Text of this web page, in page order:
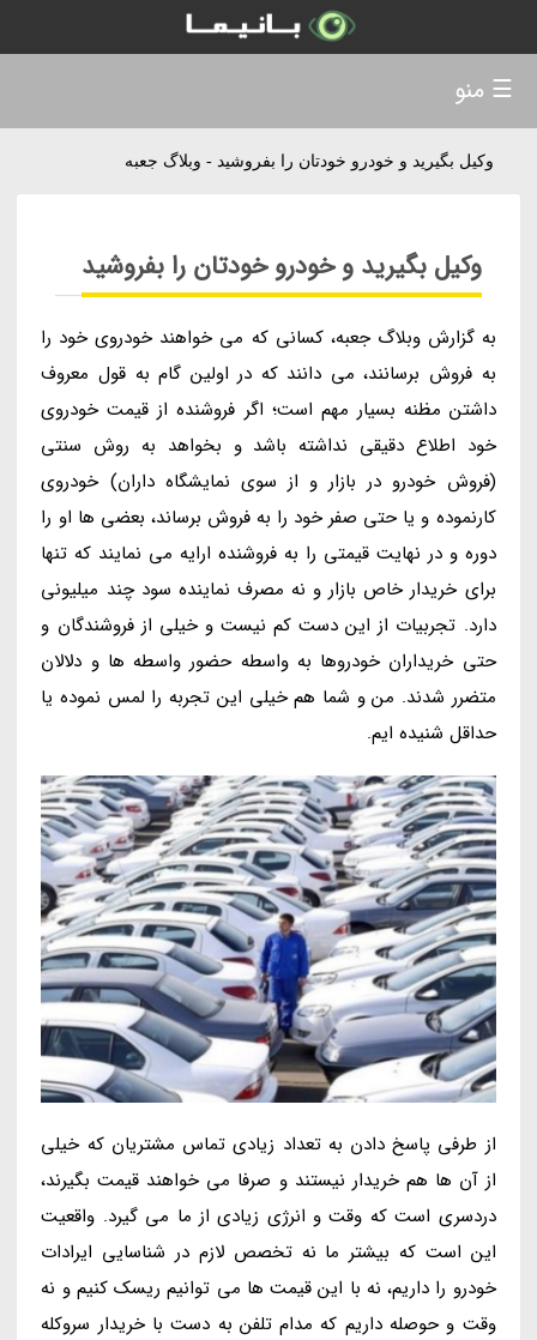
وکیل بگیرید و خودرو خودتان را بفروشید - وبلاگ جعبه
وکیل بگیرید و خودرو خودتان را بفروشید
به گزارش وبلاگ جعبه، کسانی که می خواهند خودروی خود را
به فروش برسانند، می دانند که در اولین گام به قول معروف
داشتن مظنه بسیار مهم است؛ اگر فروشنده از قیمت خودروی
خود اطلاع دقیقی نداشته باشد و بخواهد به روش سنتی
(فروش خودرو در بازار و از سوی نمایشگاه داران) خودروی
کارنموده و یا حتی صفر خود را به فروش برساند، بعضی ها او را
دوره و در نهایت قیمتی را به فروشنده ارایه می نمایند که تنها
برای خریدار خاص بازار و نه مصرف نماینده سود چند میلیونی
دارد. تجربیات از این دست کم نیست و خیلی از فروشندگان و
حتی خریداران خودروها به واسطه حضور واسطه ها و دلالان
متضرر شدند. من و شما هم خیلی این تجربه را لمس نموده یا
حداقل شنیده ایم.
از طرفی پاسخ دادن به تعداد زیادی تماس مشتریان که خیلی
از آن ها هم خریدار نیستند و صرفا می خواهند قیمت بگیرند،
دردسری است که وقت و انرژی زیادی از ما می گیرد. واقعیت
این است که بیشتر ما نه تخصص لازم در شناسایی ایرادات
خودرو را داریم، نه با این قیمت ها می توانیم ریسک کنیم و نه
وقت و حوصله داریم که مدام تلفن به دست با خریدار سروکله
☰ منو